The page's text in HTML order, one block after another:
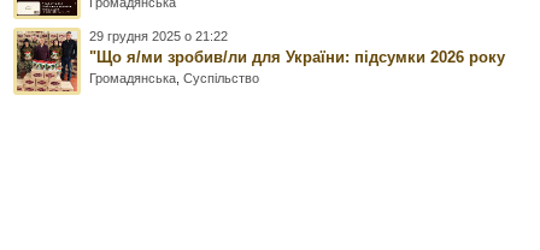
29 грудня 2025 о 21:22
"Що я/ми зробив/ли для України: підсумки 2026 року
Громадянська ,Суспільство